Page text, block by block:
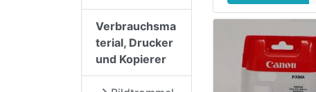
Verbrauchsma
terial, Drucker
und Kopierer